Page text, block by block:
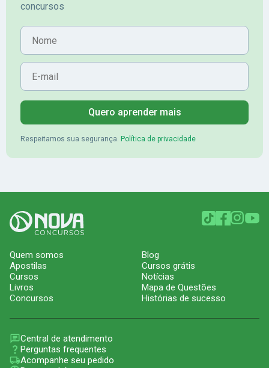
concursos
Nome
E-mail
Quero aprender mais
Respeitamos sua segurança. Política de privacidade
Quem somos
Apostilas
Cursos
Livros
Concursos
Blog
Cursos grátis
Notícias
Mapa de Questões
Histórias de sucesso
Central de atendimento
Perguntas frequentes
Acompanhe seu pedido